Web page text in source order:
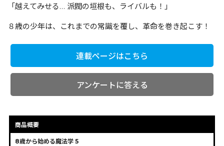
「越えてみせる… 派閥の垣根も、ライバルも！」
８歳の少年は、これまでの常識を覆し、革命を巻き起こす！
連載ページはこちら
アンケートに答える
商品概要
8歳から始める魔法学 5